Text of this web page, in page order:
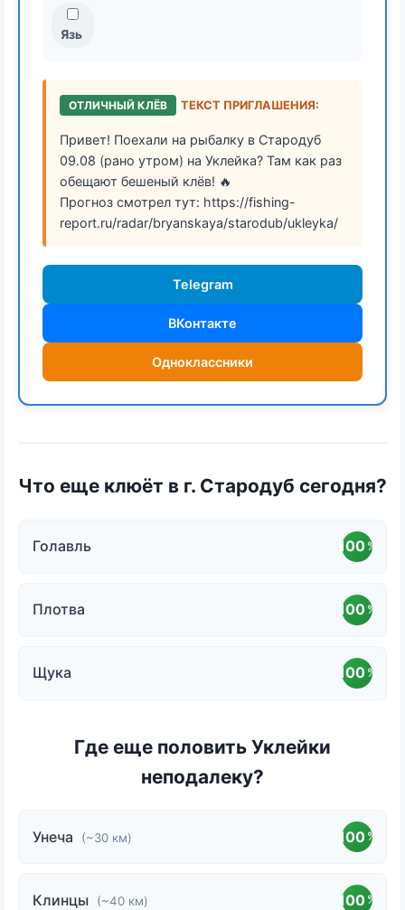
Язь
ОТЛИЧНЫЙ КЛЁВ ТЕКСТ ПРИГЛАШЕНИЯ:
Привет! Поехали на рыбалку в Стародуб
09.08 (рано утром) на Уклейка? Там как раз
обещают бешеный клёв! 🔥
Прогноз смотрел тут: https://fishing-
report.ru/radar/bryanskaya/starodub/ukleyka/
Telegram
ВКонтакте
Одноклассники
Что еще клюёт в г. Стародуб сегодня?
Голавль 100 %
Плотва 100 %
Щука 100 %
Где еще половить Уклейки
неподалеку?
Унеча (~30 км) 100 %
Клинцы (~40 км) 100 %